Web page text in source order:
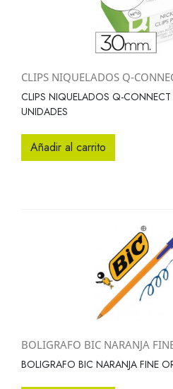
CLIPS NIQUELADOS Q-
CLIPS NIQUELADOS Q-
UNIDADES
Añadir al carrito
BOLIGRAFO BIC NARANJA
BOLIGRAFO BIC NARANJA FINE